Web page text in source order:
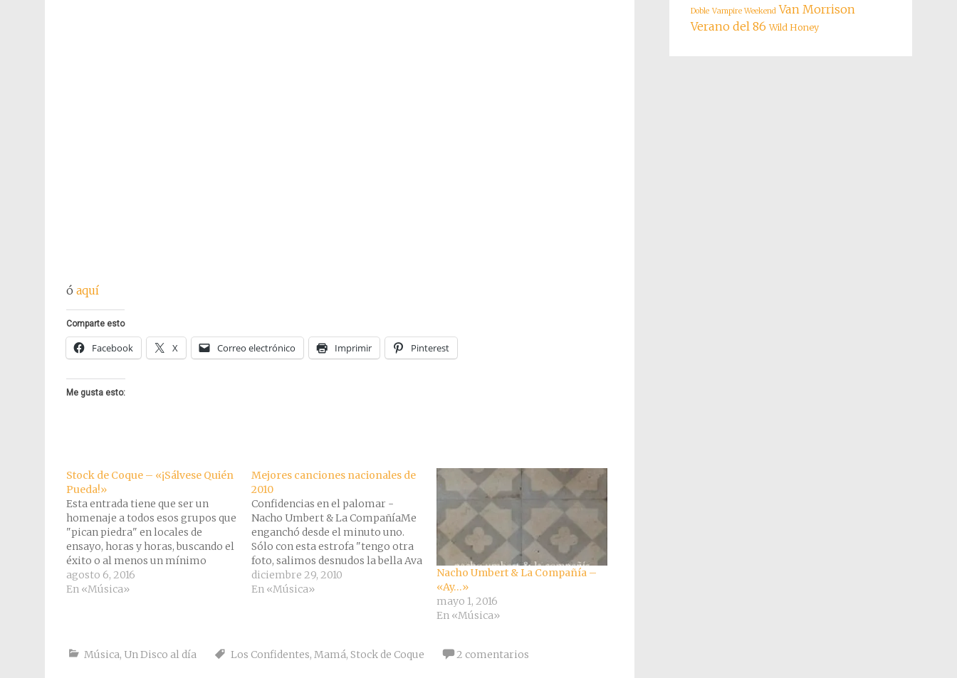
ó aquí
Comparte esto
Facebook X Correo electrónico Imprimir Pinterest
Me gusta esto:
Stock de Coque – «¡Sálvese Quién
Pueda!»
Esta entrada tiene que ser un
homenaje a todos esos grupos que
"pican piedra" en locales de
ensayo, horas y horas, buscando el
éxito o al menos un mínimo
reconocimiento, pero que nunca
llegan a nada. Conocí a Stock de
agosto 6, 2016
En «Música»
Mejores canciones nacionales de
2010
Confidencias en el palomar -
Nacho Umbert & La CompañíaMe
enganchó desde el minuto uno.
Sólo con esta estrofa "tengo otra
foto, salimos desnudos la bella Ava
Gardner y un servidor, pasamos
tres noches bebiendo daiquiri,
diciembre 29, 2010
En «Música»
Nacho Umbert & La Compañía –
«Ay…»
mayo 1, 2016
En «Música»
Música, Un Disco al día Los Confidentes, Mamá, Stock de Coque 2 comentarios
Doble Vampire Weekend Van Morrison
Verano del 86 Wild Honey